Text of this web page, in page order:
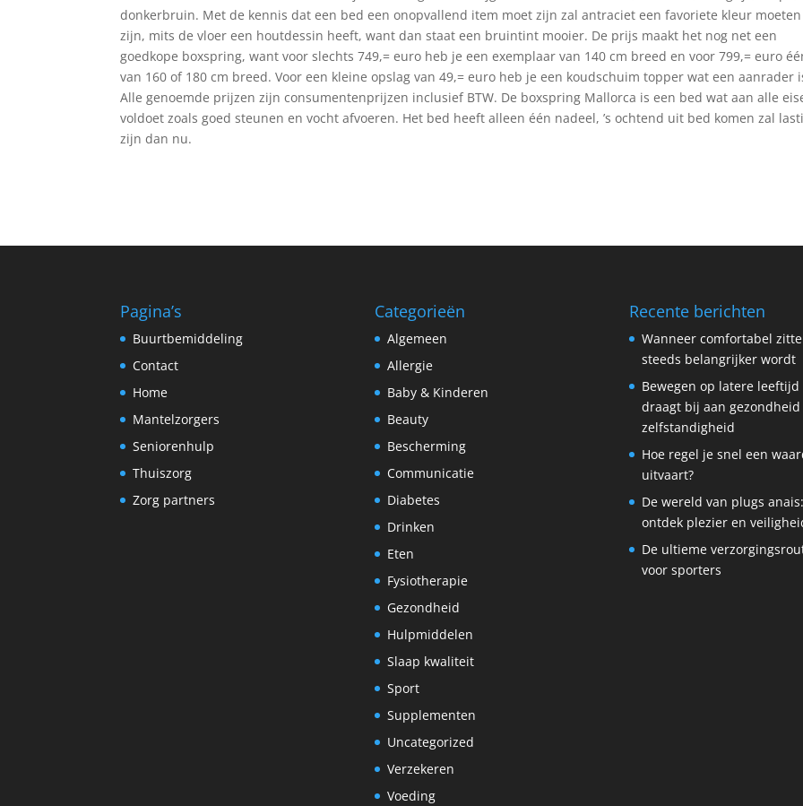
donkerbruin. Met de kennis dat een bed een onopvallend item moet zijn zal antraciet een favoriete kleur moeten
zijn, mits de vloer een houtdessin heeft, want dan staat een bruintint mooier. De prijs maakt het nog net een
goedkope boxspring, want voor slechts 749,= euro heb je een exemplaar van 140 cm breed en voor 799,= euro
van 160 of 180 cm breed. Voor een kleine opslag van 49,= euro heb je een koudschuim topper wat een aanrader
Alle genoemde prijzen zijn consumentenprijzen inclusief BTW. De boxspring Mallorca is een bed wat aan alle
voldoet zoals goed steunen en vocht afvoeren. Het bed heeft alleen één nadeel, ’s ochtend uit bed komen zal
zijn dan nu.
Pagina’s
Buurtbemiddeling
Contact
Home
Mantelzorgers
Seniorenhulp
Thuiszorg
Zorg partners
Categorieën
Algemeen
Allergie
Baby & Kinderen
Beauty
Bescherming
Communicatie
Diabetes
Drinken
Eten
Fysiotherapie
Gezondheid
Hulpmiddelen
Slaap kwaliteit
Sport
Supplementen
Uncategorized
Verzekeren
Voeding
Recente berichten
Wanneer comfortabel
steeds belangrijker wordt
Bewegen op latere leeftijd
draagt bij aan gezondheid
zelfstandigheid
Hoe regel je snel een
uitvaart?
De wereld van plugs anais:
ontdek plezier en
De ultieme
voor sporters